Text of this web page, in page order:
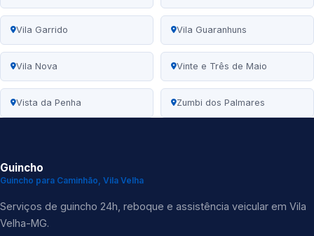
Vila Garrido Vila Guaranhuns
Vila Nova Vinte e Três de Maio
Vista da Penha Zumbi dos Palmares
Guincho
Guincho para Caminhão, Vila Velha
Serviços de guincho 24h, reboque e assistência veicular em Vila
Velha-MG.